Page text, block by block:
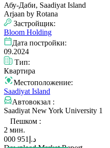
Абу-Даби, Saadiyat Island
Arjaan by Rotana
Застройщик:
Bloom Holding
Дата постройки:
09.2024
Тип:
Квартира
Местоположение:
Saadiyat Island
Автовокзал :
Saadiyat New York University 1
Пешком :
2 мин.
د.إ 951 000